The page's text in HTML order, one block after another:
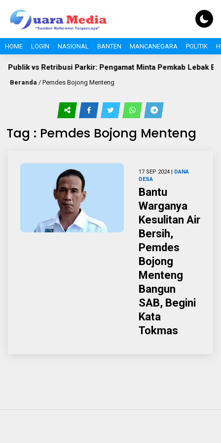
HOME LOGIN NASIONAL BANTEN MANCANEGARA POLITIK
Publik vs Retribusi Parkir: Pengamat Minta Pemkab Lebak
Beranda / Pemdes Bojong Menteng
Tag : Pemdes Bojong Menteng
17 SEP 2024 | DANA
DESA
Bantu
Warganya
Kesulitan Air
Bersih,
Pemdes
Bojong
Menteng
Bangun
SAB, Begini
Kata
Tokmas